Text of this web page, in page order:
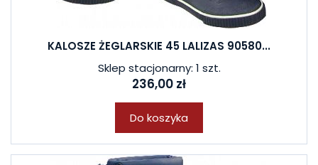
KALOSZE ŻEGLARSKIE 45 LALIZAS 90580...
Sklep stacjonarny: 1 szt.
236,00 zł
Do koszyka